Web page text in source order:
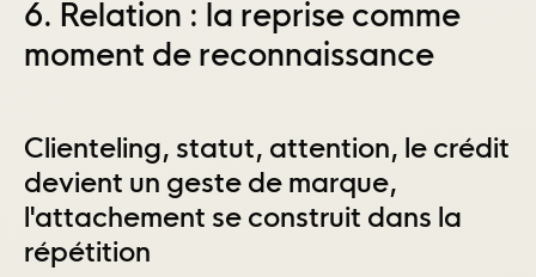
6. Relation : la reprise comme
moment de reconnaissance
Clienteling, statut, attention, le crédit
devient un geste de marque,
l'attachement se construit dans la
répétition